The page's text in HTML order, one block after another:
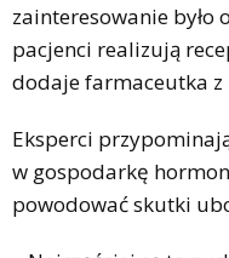
zainteresowanie było
pacjenci realizują
dodaje farmaceutka z
Eksperci
w gospodarkę
powodować skutki